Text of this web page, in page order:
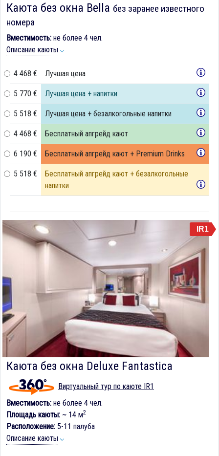
Каюта без окна Bella без заранее известного
номера
Вместимость: не более 4 чел.
Описание каюты
4 468 € Лучшая цена
5 770 € Лучшая цена + напитки
5 518 € Лучшая цена + безалкогольные напитки
4 468 € Бесплатный апгрейд кают
6 190 € Бесплатный апгрейд кают + Premium Drinks
5 518 €
Бесплатный апгрейд кают + безалкогольные
напитки
IR1
Каюта без окна Deluxe Fantastica
Виртуальный тур по каюте IR1
Вместимость: не более 4 чел.
Площадь каюты: ~ 14 м2
Расположение: 5-11 палуба
Описание каюты